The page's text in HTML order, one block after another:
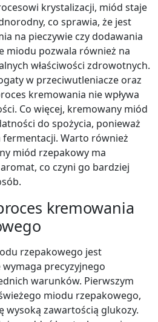
krystalizacji, miód staje
co sprawia, że jest
na pieczywie czy dodawania
miodu pozwala również na
właściwości zdrowotnych.
w przeciwutleniacze oraz
kremowania nie wpływa
Co więcej, kremowany miód
do spożycia, ponieważ
fermentacji. Warto również
miód rzepakowy ma
co czyni go bardziej
kremowania
rzepakowego jest
precyzyjnego
warunków. Pierwszym
miodu rzepakowego,
wysoką zawartością glukozy.